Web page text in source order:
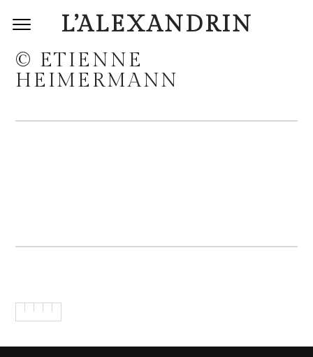
L’ALEXANDRIN
© ETIENNE
HEIMERMANN